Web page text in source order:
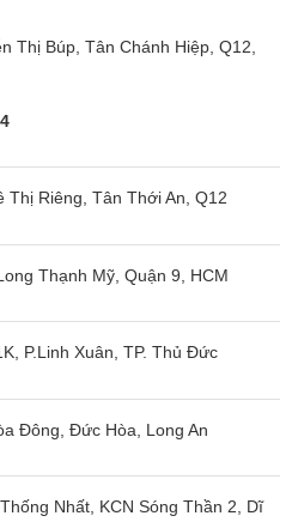
các hạt bụi có kích thước lớn
còn rất dễ dàng tháo lắp và
LG AMNQ24GTTA0
nghệ công nghệ Plasma
mùi một cách hiệu quả trong
hạn chế trình trạng khô da khi
Thị Búp, Tân Chánh Hiệp, Q12,
Thị Riêng, Tân Thới An, Q12
Thạnh Mỹ, Quận 9, HCM
P.Linh Xuân, TP. Thủ Đức
Đông, Đức Hòa, Long An
Nhất, KCN Sóng Thần 2, Dĩ